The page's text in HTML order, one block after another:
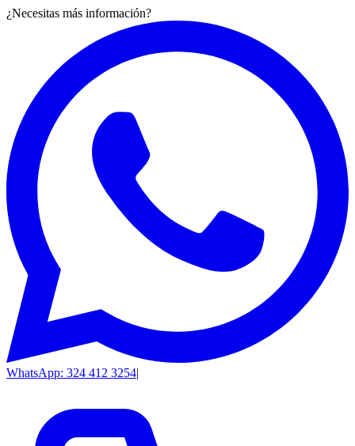
¿Necesitas más información?
WhatsApp: 324 412 3254|